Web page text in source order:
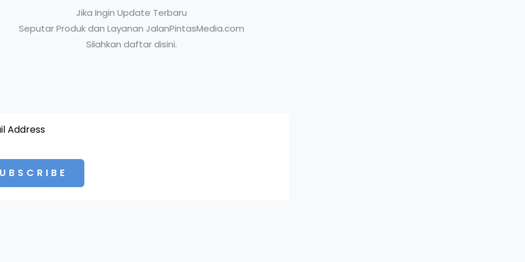
Jika Ingin Update Terbaru
Seputar Produk dan Layanan JalanPintasMedia.com
Silahkan daftar disini.